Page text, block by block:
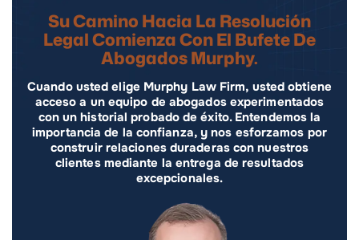
Su Camino Hacia La Resolución
Legal Comienza Con El Bufete De
Abogados Murphy.
Cuando usted elige Murphy Law Firm, usted obtiene
acceso a un equipo de abogados experimentados
con un historial probado de éxito. Entendemos la
importancia de la confianza, y nos esforzamos por
construir relaciones duraderas con nuestros
clientes mediante la entrega de resultados
excepcionales.